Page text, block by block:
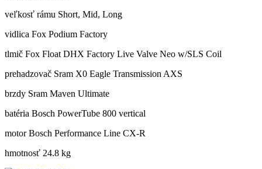
veľkosť rámu Short, Mid, Long
vidlica Fox Podium Factory
tlmič Fox Float DHX Factory Live Valve Neo w/SLS Coil
prehadzovač Sram X0 Eagle Transmission AXS
brzdy Sram Maven Ultimate
batéria Bosch PowerTube 800 vertical
motor Bosch Performance Line CX-R
hmotnosť 24.8 kg